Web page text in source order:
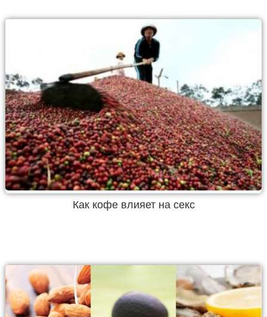
Как кофе влияет на секс